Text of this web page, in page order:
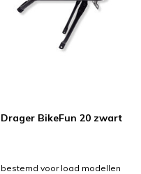
Drager BikeFun 20 zwart
bestemd voor load modellen